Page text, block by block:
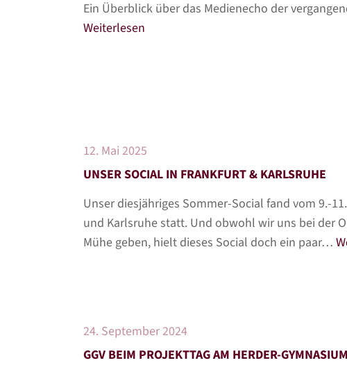
Ein Überblick über das Medienecho der
Weiterlesen
12. Mai 2025
UNSER SOCIAL IN FRANKFURT & KARLSRUHE
Unser diesjähriges Sommer-Social fand vom 9.-
und Karlsruhe statt. Und obwohl wir uns bei der
Mühe geben, hielt dieses Social doch ein paar…
24. September 2024
GGV BEIM PROJEKTTAG AM HERDER-